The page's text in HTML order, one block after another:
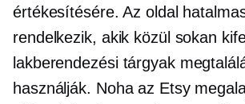
értékesítésére. Az oldal
rendelkezik, akik közül sokan
lakberendezési tárgyak
használják. Noha az Etsy